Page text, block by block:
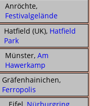
Anröchte,
Festivalgelände
Hatfield (UK), Hatfield
Park
Münster,Am
Hawerkamp
Gräfenhainichen,
Ferropolis
Eifel, Nürburgring